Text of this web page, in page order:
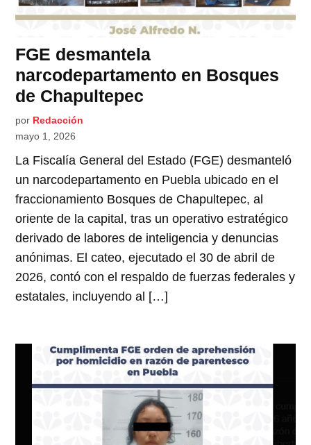
FGE desmantela
narcodepartamento en Bosques
de Chapultepec
por Redacción
mayo 1, 2026
La Fiscalía General del Estado (FGE) desmanteló
un narcodepartamento en Puebla ubicado en el
fraccionamiento Bosques de Chapultepec, al
oriente de la capital, tras un operativo estratégico
derivado de labores de inteligencia y denuncias
anónimas. El cateo, ejecutado el 30 de abril de
2026, contó con el respaldo de fuerzas federales y
estatales, incluyendo al […]